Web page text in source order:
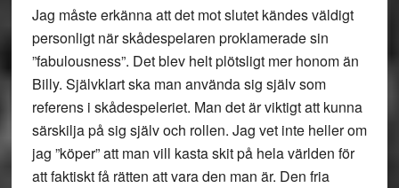
Jag måste erkänna att det mot slutet kändes väldigt
personligt när skådespelaren proklamerade sin
”fabulousness”. Det blev helt plötsligt mer honom än
Billy. Självklart ska man använda sig själv som
referens i skådespeleriet. Man det är viktigt att kunna
särskilja på sig själv och rollen. Jag vet inte heller om
jag ”köper” att man vill kasta skit på hela världen för
att faktiskt få rätten att vara den man är. Den fria